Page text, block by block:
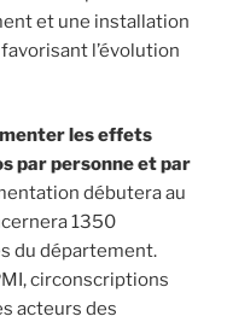
et une installation
l’évolution
les effets
par personne et par
débutera au
1350
du département.
circonscriptions
acteurs des